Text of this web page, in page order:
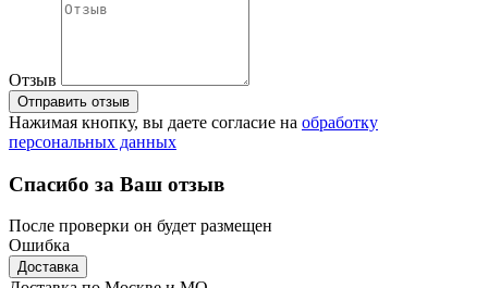
Отзыв
Отправить отзыв
Нажимая кнопку, вы даете согласие на обработку
персональных данных
Спасибо за Ваш отзыв
После проверки он будет размещен
Ошибка
Доставка